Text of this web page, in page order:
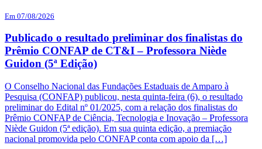
Em 07/08/2026
Publicado o resultado preliminar dos finalistas do
Prêmio CONFAP de CT&I – Professora Niède
Guidon (5ª Edição)
O Conselho Nacional das Fundações Estaduais de Amparo à
Pesquisa (CONFAP) publicou, nesta quinta-feira (6), o resultado
preliminar do Edital nº 01/2025, com a relação dos finalistas do
Prêmio CONFAP de Ciência, Tecnologia e Inovação – Professora
Niède Guidon (5ª edição). Em sua quinta edição, a premiação
nacional promovida pelo CONFAP conta com apoio da […]